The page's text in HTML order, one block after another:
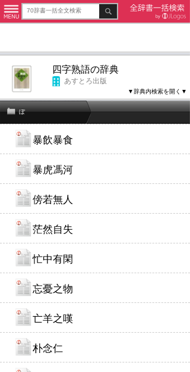
四字熟語の辞典
あすとろ出版
▼辞典内検索を開く▼
ぼ
暴飲暴食
暴虎馮河
傍若無人
茫然自失
忙中有閑
忘憂之物
亡羊之嘆
朴念仁